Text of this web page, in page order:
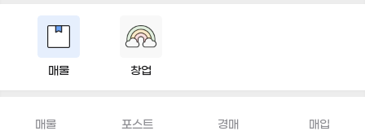
매물 창업
매물 포스트 경매 매입